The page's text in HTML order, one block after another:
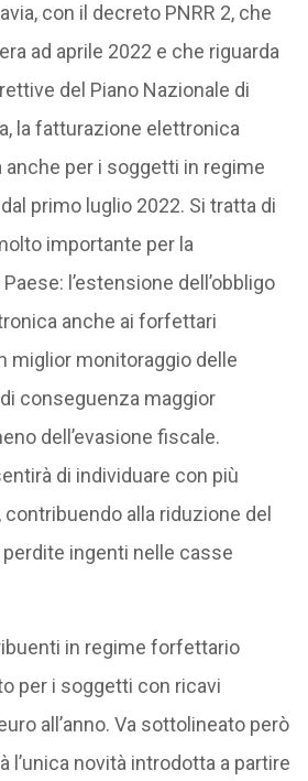
con il decreto PNRR 2, che
ad aprile 2022 e che riguarda
del Piano Nazionale di
la fatturazione elettronica
anche per i soggetti in regime
primo luglio 2022. Si tratta di
importante per la
l’estensione dell’obbligo
anche ai forfettari
miglior monitoraggio delle
conseguenza maggior
dell’evasione fiscale.
di individuare con più
alla riduzione del
ingenti nelle casse
in regime forfettario
per i soggetti con ricavi
all’anno. Va sottolineato però
l’unica novità introdotta a partire